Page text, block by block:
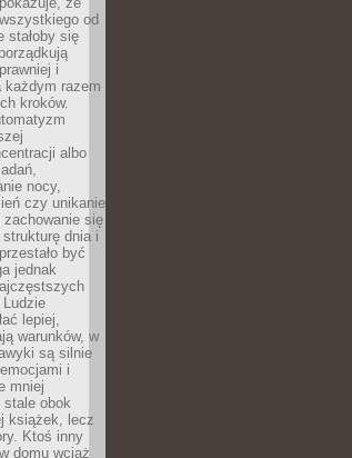
od
stałoby się
i
razem
kroków.
albo
nocy,
czy unikanie
się
dnia i
być
jednak
Ludzie
lepiej,
warunków, w
są silnie
i
mniej
obok
książek, lecz
Ktoś inny
domu wciąż